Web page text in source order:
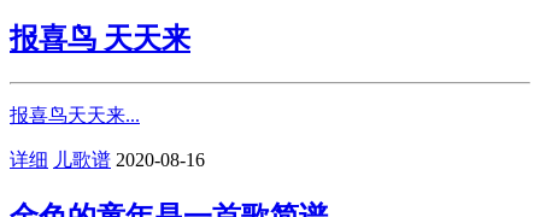
报喜鸟 天天来
报喜鸟天天来...
详细 儿歌谱 2020-08-16